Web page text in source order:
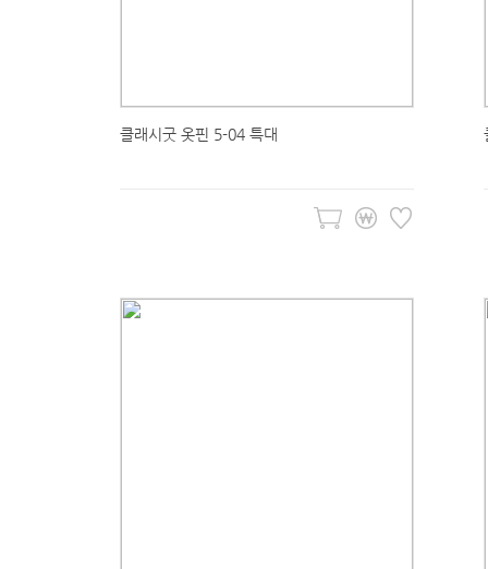
클래시굿 옷핀 5-04 특대